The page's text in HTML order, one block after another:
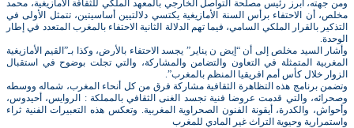
ومن جهته، أبرز رئيس مصلحة التواصل الخارجي بالمعهد الملكي للثقافة الأمازيغية، محمد
مخلص، أن الاحتفاء برأس السنة الأمازيغية يكتسي دلالتيين أساسيتين، تتمثل الأولى في
التذكير بالقرار الملكي السامي، فيما تهم الدلالة الثانية الاحتفاء بالمغرب المتعدد في إطار
الوحدة.
وأشار السيد مخلص إلى أن “إيض ن يناير” يجسد الاحتفاء بالأرض، وكذا بـ”القيم الأمازيغية
المغربية المتمثلة في التعاون والتضامن والمشاركة، والتي تجلت بوضوح في استقبال
الزوار خلال كأس أمم افريقيا المنظم بالمغرب”.
وتضمن برنامج هذه التظاهرة الثقافية مشاركة فرق من كل أنحاء المغرب، شماله ووسطه
وصحرائه، والتي قدمت عروضا فنية تجسد الغنى الثقافي بالمملكة : الروايس، أحيدوس،
وأحواش، والكدرة، أيقونة الفنون الصحراوية المغربية. وتعكس هذه التعبيرات الفنية ثراء
واستمرارية وحيوية التراث غير المادي للمغرب